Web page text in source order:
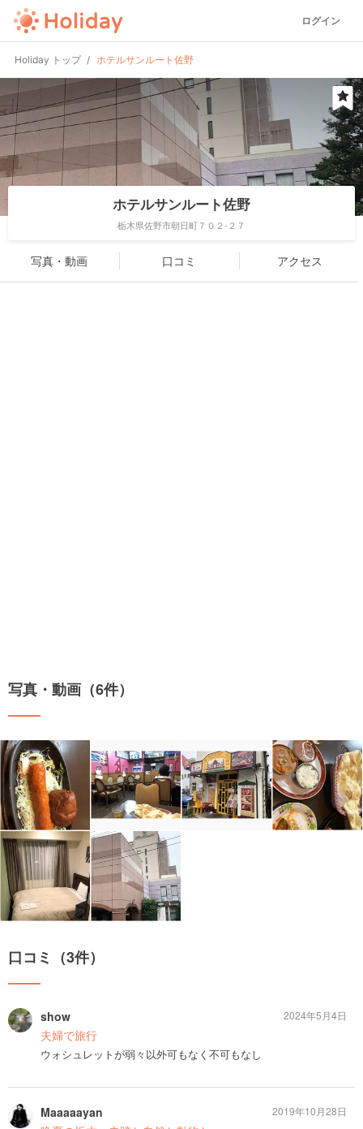
ログイン
Holiday トップ ホテルサンルート佐野
ホテルサンルート佐野
栃木県佐野市朝日町７０２-２７
写真・動画 口コミ アクセス
写真・動画（6件）
口コミ（3件）
show
夫婦で旅行
ウォシュレットが弱々以外可もなく不可もなし
2024年5月4日
Maaaaayan
2019年10月28日